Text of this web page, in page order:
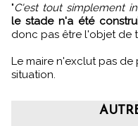
"C'est tout simplement
le stade n'a été
donc pas être l'objet de
Le maire n'exclut pas de
situation.